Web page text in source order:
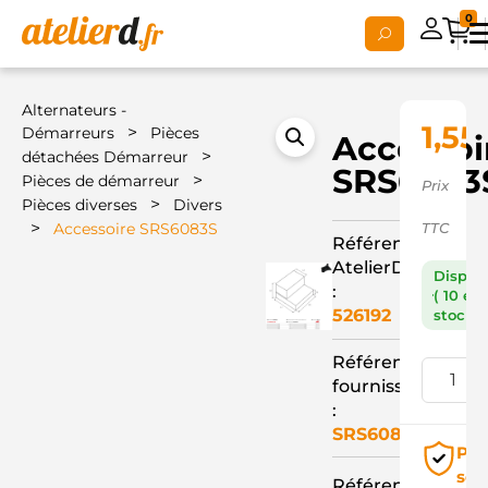
0
Alternateurs -
Démarreurs
>
Pièces
détachées Démarreur
>
Pièces de démarreur >
Pièces diverses > Divers
> Accessoire SRS6083S
Référence
AtelierD
:
526192
Référence
fournisseur
:
SRS6083S
1,55
Prix
TTC
( 10 en
stock )